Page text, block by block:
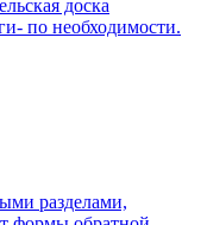
доска
по необходимости.
разделами,